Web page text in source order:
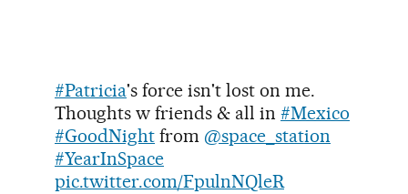
#Patricia's force isn't lost on me.
Thoughts w friends & all in #Mexico
#GoodNight from @space_station
#YearInSpace
pic.twitter.com/FpulnNQleR